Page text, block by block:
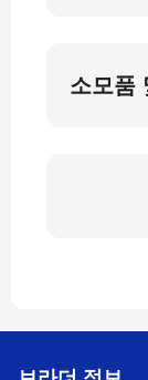
소모품